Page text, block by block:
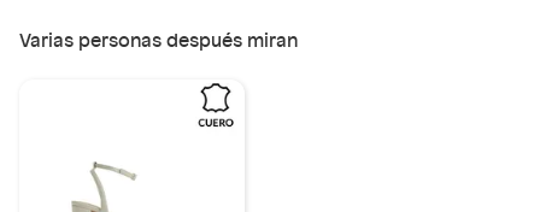
nVarias personas después miran